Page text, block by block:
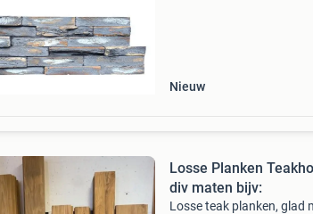
Nieuw
Losse Planken
div maten bijv:
Losse teak planken, glad